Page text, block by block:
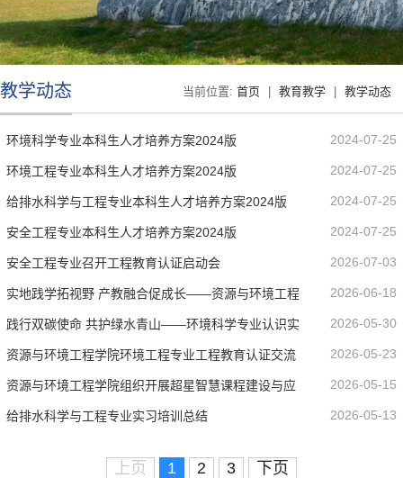
当前位置: 首页 教育教学 教学动态
教学动态
环境科学专业本科生人才培养方案2024版 2024-07-25
环境工程专业本科生人才培养方案2024版 2024-07-25
给排水科学与工程专业本科生人才培养方案2024版 2024-07-25
安全工程专业本科生人才培养方案2024版 2024-07-25
安全工程专业召开工程教育认证启动会 2026-07-03
实地践学拓视野 产教融合促成长——资源与环境工程
学院赴舒兰金禾生物质能公司开展...
2026-06-18
践行双碳使命 共护绿水青山——环境科学专业认识实
习动员会暨安全教育讲座
2026-05-30
资源与环境工程学院环境工程专业工程教育认证交流
会
2026-05-23
资源与环境工程学院组织开展超星智慧课程建设与应
用培训
2026-05-15
给排水科学与工程专业实习培训总结 2026-05-13
上页 1 2 3 下页